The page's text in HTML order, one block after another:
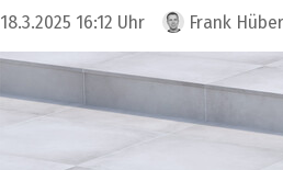
18.3.2025 16:12 Uhr Frank Hüber